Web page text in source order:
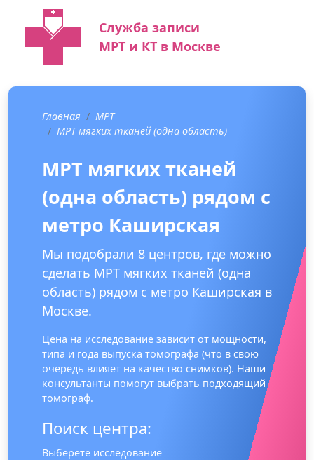
Служба записи
МРТ и КТ в Москве
Главная
МРТ
МРТ мягких тканей (одна область)
МРТ мягких тканей
(одна область) рядом с
метро Каширская
Мы подобрали 8 центров, где можно
сделать МРТ мягких тканей (одна
область) рядом с метро Каширская в
Москве.
Цена на исследование зависит от мощности,
типа и года выпуска томографа (что в свою
очередь влияет на качество снимков). Наши
консультанты помогут выбрать подходящий
томограф.
Поиск центра:
Выберете исследование